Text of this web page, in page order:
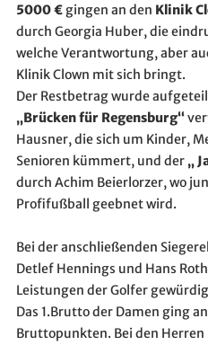
5000 €gingen an den Klinik
durch Georgia Huber, die
welche Verantwortung, aber
Klinik Clown mit sich bringt.
Der Restbetrag wurde
„Brücken für Regensburg“
Hausner, die sich um Kinder,
Senioren kümmert, und der„
durch Achim Beierlorzer, wo
Profifußball geebnet wird.
Bei der anschließenden
Detlef Hennings und Hans
Leistungen der Golfer
Das 1.Brutto der Damen ging
Bruttopunkten. Bei den